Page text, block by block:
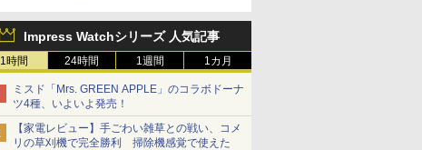
Impress Watchシリーズ 人気記事
1時間 24時間 1週間 1カ月
ミスド「Mrs. GREEN APPLE」のコラボドーナ
ツ4種、いよいよ発売！
【家電レビュー】手ごわい雑草との戦い、コメ
リの草刈機で完全勝利 掃除機感覚で使えた